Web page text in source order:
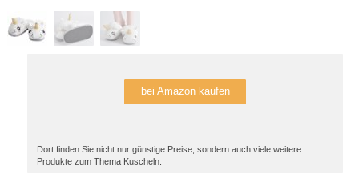
bei Amazon kaufen
Dort finden Sie nicht nur günstige Preise, sondern auch viele weitere
Produkte zum Thema Kuscheln.